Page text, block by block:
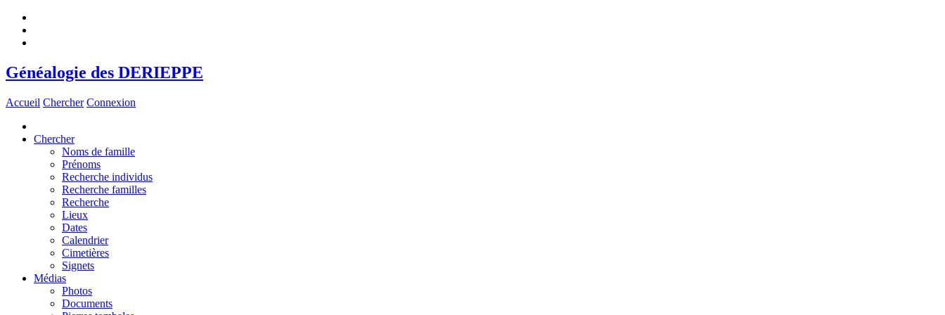
Généalogie des DERIEPPE
Accueil Chercher Connexion
Chercher
Noms de famille
Prénoms
Recherche individus
Recherche familles
Recherche
Lieux
Dates
Calendrier
Cimetières
Signets
Médias
Photos
Documents